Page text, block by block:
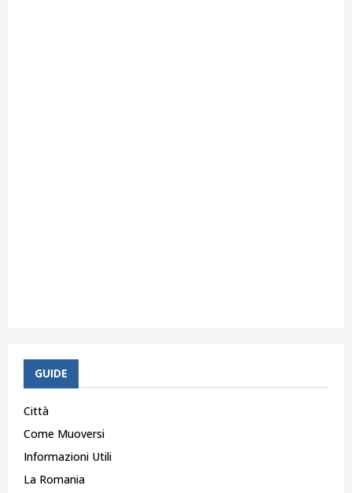
GUIDE
Città
Come Muoversi
Informazioni Utili
La Romania